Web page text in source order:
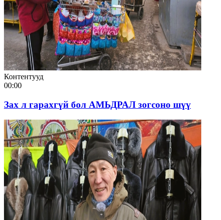
Контентууд
00:00
Зах л гарахгүй бол АМЬДРАЛ зогсоно шүү